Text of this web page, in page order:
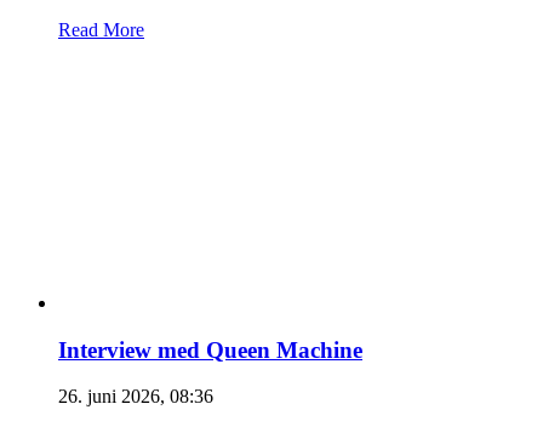
Read More
Interview med Queen Machine
26. juni 2026, 08:36